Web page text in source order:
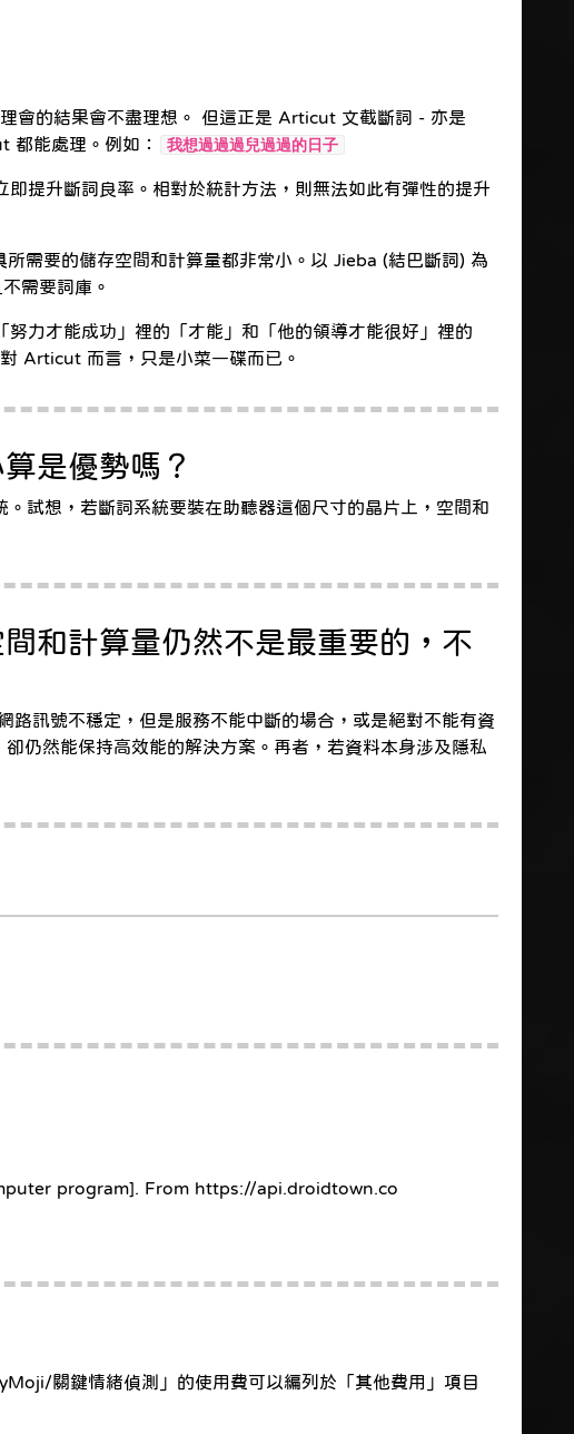
會的結果會不盡理想。 但這正是 Articut 文截斷詞 - 亦是
都能處理。例如：
我想過過過兒過過的日子
提升斷詞良率。相對於統計方法，則無法如此有彈性的提升
需要的儲存空間和計算量都非常小。以 Jieba (結巴斷詞) 為
需要詞庫。
力才能成功」裡的「才能」和「他的領導才能很好」裡的
Articut 而言，只是小菜一碟而已。
是優勢嗎？
試想，若斷詞系統要裝在助聽器這個尺寸的晶片上，空間和
和計算量仍然不是最重要的，不
訊號不穩定，但是服務不能中斷的場合，或是絕對不能有資
仍然能保持高效能的解決方案。再者，若資料本身涉及隱私
program]. From https://api.droidtown.co
關鍵情緒偵測」的使用費可以編列於「其他費用」項目